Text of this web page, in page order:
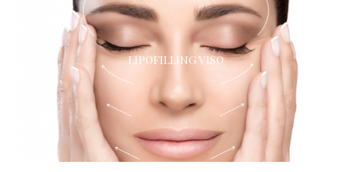
LIPOFILLING VISO
LIPOFILLING VISO
L’alternativa naturale ai filler!